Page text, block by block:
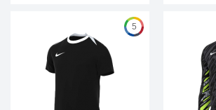
5